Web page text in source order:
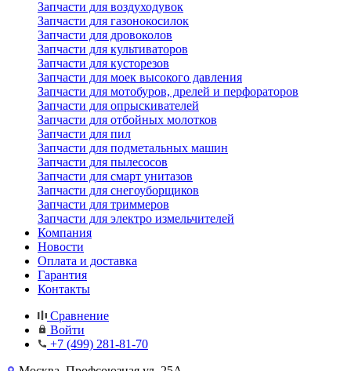
Запчасти для воздуходувок
Запчасти для газонокосилок
Запчасти для дровоколов
Запчасти для культиваторов
Запчасти для кусторезов
Запчасти для моек высокого давления
Запчасти для мотобуров, дрелей и перфораторов
Запчасти для опрыскивателей
Запчасти для отбойных молотков
Запчасти для пил
Запчасти для подметальных машин
Запчасти для пылесосов
Запчасти для смарт унитазов
Запчасти для снегоуборщиков
Запчасти для триммеров
Запчасти для электро измельчителей
Компания
Новости
Оплата и доставка
Гарантия
Контакты
Сравнение
Войти
+7 (499) 281-81-70